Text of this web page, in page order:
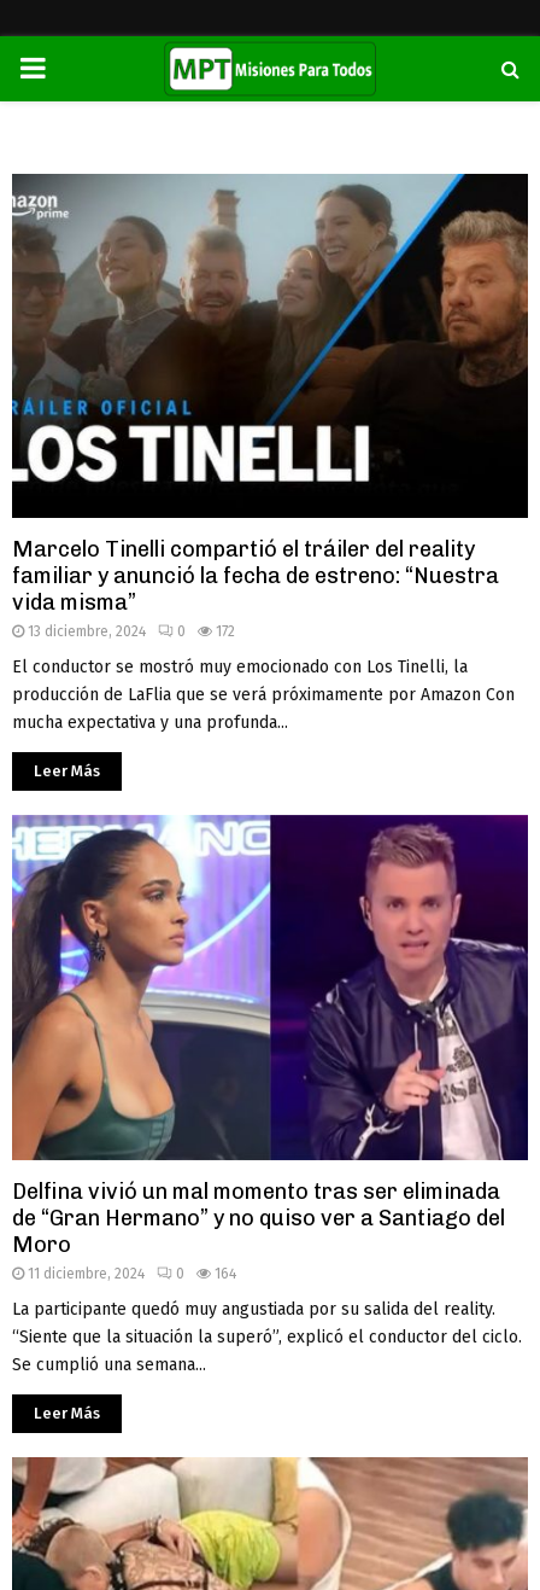
PRIMARY
Marcelo Tinelli compartió el tráiler del reality
familiar y anunció la fecha de estreno: “Nuestra
vida misma”
13 diciembre, 2024 0 172
El conductor se mostró muy emocionado con Los Tinelli, la
producción de LaFlia que se verá próximamente por Amazon Con
mucha expectativa y una profunda...
Leer Más
Delfina vivió un mal momento tras ser eliminada
de “Gran Hermano” y no quiso ver a Santiago del
Moro
11 diciembre, 2024 0 164
La participante quedó muy angustiada por su salida del reality.
“Siente que la situación la superó”, explicó el conductor del ciclo.
Se cumplió una semana...
Leer Más